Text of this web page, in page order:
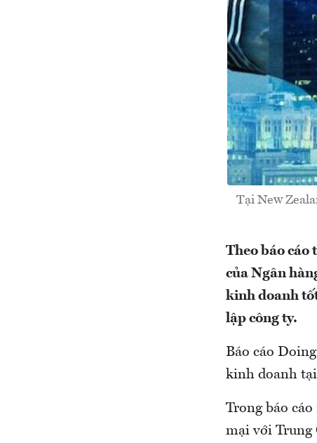
Tại New
Theo báo cáo
của Ngân
kinh doanh
lập công ty.
Báo cáo
kinh doanh
Trong báo
mại với Trung